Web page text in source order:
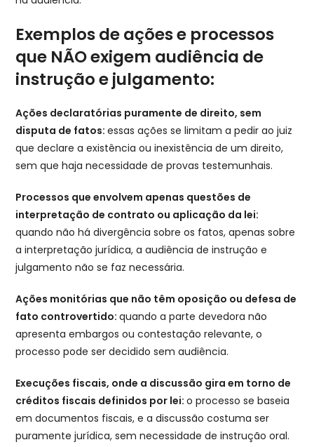
Exemplos de ações e processos
que NÃO exigem audiência de
instrução e julgamento:
Ações declaratórias puramente de direito, sem
disputa de fatos:essas ações se limitam a pedir ao juiz
que declare a existência ou inexistência de um direito,
sem que haja necessidade de provas testemunhais.
Processos que envolvem apenas questões de
interpretação de contrato ou aplicação da lei:
quando não há divergência sobre os fatos, apenas sobre
a interpretação jurídica, a audiência de instrução e
julgamento não se faz necessária.
Ações monitórias que não têm oposição ou defesa de
fato controvertido:quando a parte devedora não
apresenta embargos ou contestação relevante, o
processo pode ser decidido sem audiência.
Execuções fiscais, onde a discussão gira em torno de
créditos fiscais definidos por lei:o processo se baseia
em documentos fiscais, e a discussão costuma ser
puramente jurídica, sem necessidade de instrução oral.